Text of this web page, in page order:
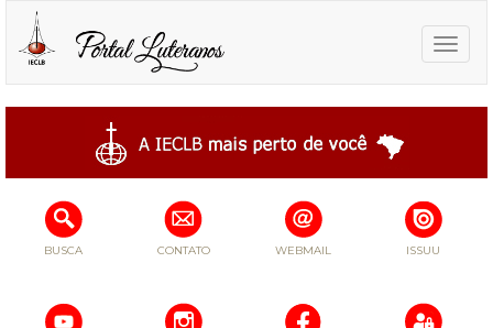
Toggle
BUSCA CONTATO WEBMAIL ISSUU